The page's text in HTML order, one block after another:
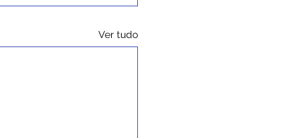
Ver tudo